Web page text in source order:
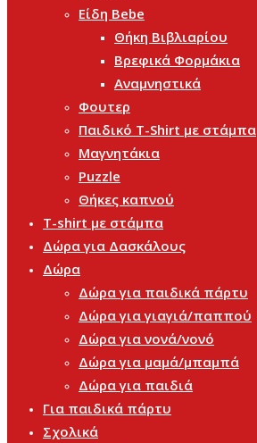
Είδη Bebe
Θήκη Βιβλιαρίου
Βρεφικά Φορμάκια
Αναμνηστικά
Φουτερ
Παιδικό T-Shirt με στάμπα
Μαγνητάκια
Puzzle
Θήκες καπνού
T-shirt με στάμπα
Δώρα για Δασκάλους
Δώρα
Δώρα για παιδικά πάρτυ
Δώρα για γιαγιά/παππού
Δώρα για νονά/νονό
Δώρα για μαμά/μπαμπά
Δώρα για παιδιά
Για παιδικά πάρτυ
Σχολικά